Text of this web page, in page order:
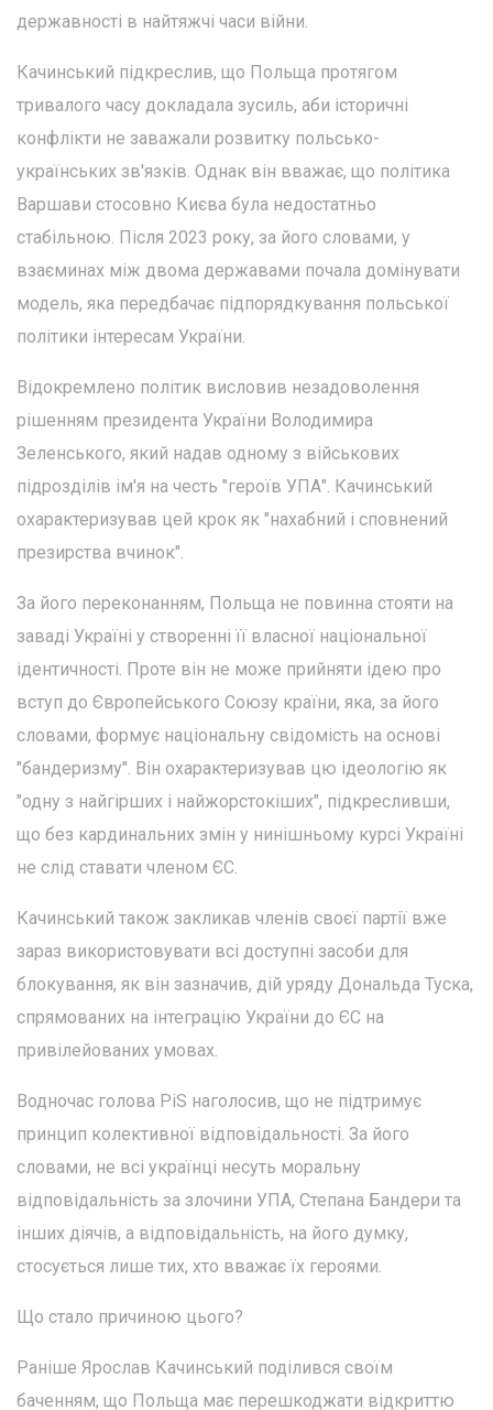
державності в найтяжчі часи війни.
Качинський підкреслив, що Польща протягом
тривалого часу докладала зусиль, аби історичні
конфлікти не заважали розвитку польсько-
українських зв'язків. Однак він вважає, що політика
Варшави стосовно Києва була недостатньо
стабільною. Після 2023 року, за його словами, у
взаєминах між двома державами почала домінувати
модель, яка передбачає підпорядкування польської
політики інтересам України.
Відокремлено політик висловив незадоволення
рішенням президента України Володимира
Зеленського, який надав одному з військових
підрозділів ім'я на честь "героїв УПА". Качинський
охарактеризував цей крок як "нахабний і сповнений
презирства вчинок".
За його переконанням, Польща не повинна стояти на
заваді Україні у створенні її власної національної
ідентичності. Проте він не може прийняти ідею про
вступ до Європейського Союзу країни, яка, за його
словами, формує національну свідомість на основі
"бандеризму". Він охарактеризував цю ідеологію як
"одну з найгірших і найжорстокіших", підкресливши,
що без кардинальних змін у нинішньому курсі Україні
не слід ставати членом ЄС.
Качинський також закликав членів своєї партії вже
зараз використовувати всі доступні засоби для
блокування, як він зазначив, дій уряду Дональда Туска,
спрямованих на інтеграцію України до ЄС на
привілейованих умовах.
Водночас голова PiS наголосив, що не підтримує
принцип колективної відповідальності. За його
словами, не всі українці несуть моральну
відповідальність за злочини УПА, Степана Бандери та
інших діячів, а відповідальність, на його думку,
стосується лише тих, хто вважає їх героями.
Що стало причиною цього?
Раніше Ярослав Качинський поділився своїм
баченням, що Польща має перешкоджати відкриттю